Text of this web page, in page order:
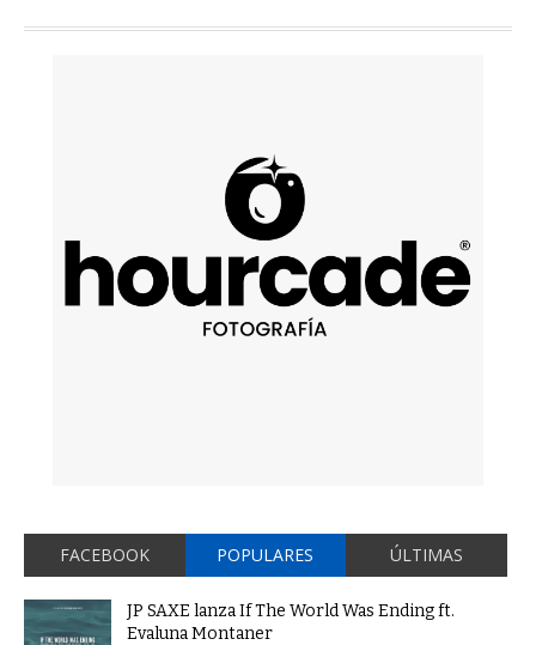
FACEBOOK POPULARES ÚLTIMAS
JP SAXE lanza If The World Was Ending ft.
Evaluna Montaner